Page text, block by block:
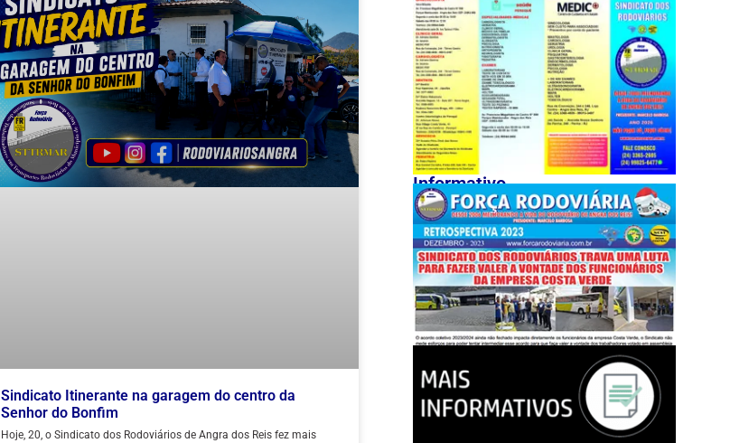
Sindicato Itinerante na garagem do centro da
Senhor do Bonfim
Hoje, 20, o Sindicato dos Rodoviários de Angra dos Reis fez mais
Informativo